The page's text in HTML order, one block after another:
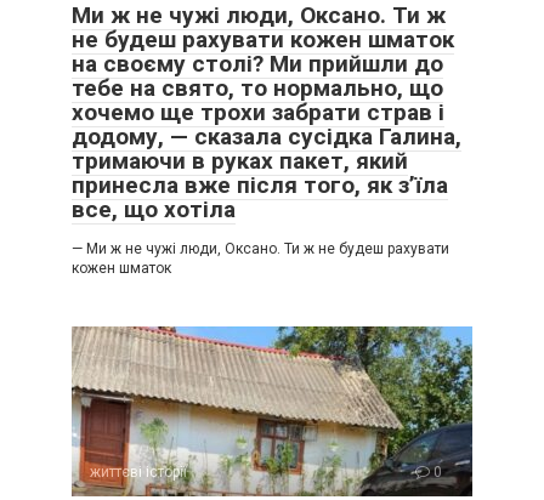
Ми ж не чужі люди, Оксано. Ти ж
не будеш рахувати кожен шматок
на своєму столі? Ми прийшли до
тебе на свято, то нормально, що
хочемо ще трохи забрати страв і
додому, — сказала сусідка Галина,
тримаючи в руках пакет, який
принесла вже після того, як з’їла
все, що хотіла
— Ми ж не чужі люди, Оксано. Ти ж не будеш рахувати
кожен шматок
життєві історії 0